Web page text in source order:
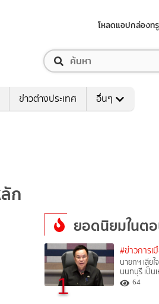
โหลดแอปกล่องท
ข่าวต่างประเทศ อื่นๆ
ก
ยอดนิยมในต
1
#ข่าวการเ
นายกฯ เสียใ
นนทบุรี เป็น
64